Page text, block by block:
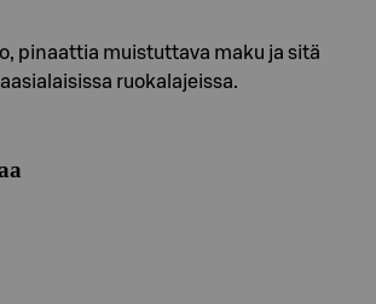
pinaattia muistuttava maku ja sitä
ruokalajeissa.